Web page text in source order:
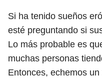
Si ha tenido sueños
esté preguntando si
Lo más probable es
muchas personas
Entonces, echemos